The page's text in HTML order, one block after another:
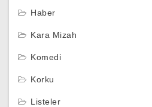
Haber
Kara Mizah
Komedi
Korku
Listeler